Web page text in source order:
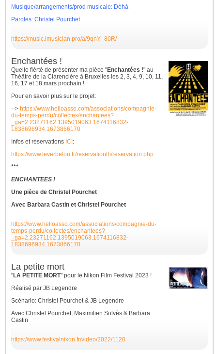
Musique/arrangements/prod musicale: Déhà
Paroles: Christel Pourchet
https://music.imusician.pro/a/9qnY_80R/
Enchantées !
Quelle fièrté de présenter ma pièce "Enchantées !" au
Théâtre de la Clarencière à Bruxelles les 2, 3, 4, 9, 10, 11,
16, 17 et 18 mars prochain !
Pour en savoir plus sur le projet:
--> https://www.helloasso.com/associations/compagnie-
du-temps-perdu/collectes/enchantees?
_ga=2.23271162.1395019063.1674116832-
1838696934.1673866170
Infos et réservations ICI :
https://www.leverbefou.fr/reservationth/reservation.php
***
ENCHANTEES !
Une pièce de Christel Pourchet
Avec Barbara Castin et Christel Pourchet
https://www.helloasso.com/associations/compagnie-du-
temps-perdu/collectes/enchantees?
_ga=2.23271162.1395019063.1674116832-
1838696934.1673866170
La petite mort
"LA PETITE MORT" pour le Nikon Film Festival 2023 !
Réalisé par JB Legendre
Scénario: Christel Pourchet & JB Legendre
Avec Christel Pourchet, Maximilien Solvès & Barbara
Castin
https://www.festivalnikon.fr/video/2022/1120